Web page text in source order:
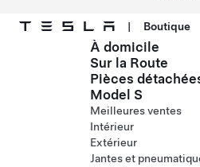
Passer au contenu principal
| Boutique
À domicile
Sur la Route
Pièces
Model S
Meilleures ventes
Intérieur
Extérieur
Jantes et